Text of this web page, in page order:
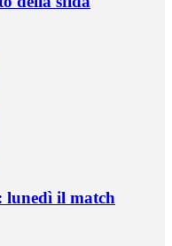
lunedì il match